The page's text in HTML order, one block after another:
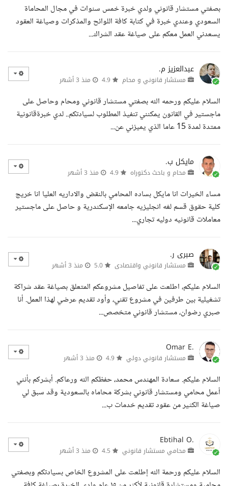
بصفتي مستشار قانوني ولدي خبرة خمس سنوات في مجال المحاماة
السعودي وعندي خبرة في كتابة كافة اللوائح والمذكرات وصياغة العقود
يسعدني العمل معكم على صياغة عقد الشراك...
عبدالعزيز م.
مستشار قانوني و محام منذ 3 أشهر
السلام عليكم ورحمه الله بصفتي مستشار قانوني ومحام وحاصل على
ماجستير في القانون يمكنني تنفيذ المطلوب لسيادتكم.. لدي خبرةقانونية
ممتدة لمدة 15 عاما الذي يميزني عن...
مايكل ب.
محام و باحث دكتوراه منذ 3 أشهر
مساء الخيرات انا مايكل بساده المحامي بالنقض والاداريه العليا انا خريج
كلية حقوق قسم لغه انجليزيه جامعه الإسكندرية و حاصل على ماجستير
معاملات قانونيه دوليه تجاري...
صبرى ر.
مستشار قانوني واقتصادى منذ 3 أشهر
السلام عليكم، اطلعت على تفاصيل مشروعكم المتعلق بصياغة عقد شراكة
تشغيلية بين طرفين في مشروع تقني، وأود تقديم عرضي لهذا العمل. أنا
صبري رضوان، مستشار قانوني متخصص...
Omar E.
مستشار قانوني دولي منذ 3 أشهر
السلام عليكم. سعادة المهندس محمد، حفظكم الله ورعاكم. أبشركم بأنني
أعمل محامي ومستشار قانوني بشركة محاماه بالسعودية وقد سبق لي
صياغة الكثير من عقود تقديم خدمات ب...
Ebtihal O.
محامي مستشار قانوني منذ 3 أشهر
السلام عليكم ورحمة الله إطلعت على المشروع الخاص بسيادتكم وبصفتي